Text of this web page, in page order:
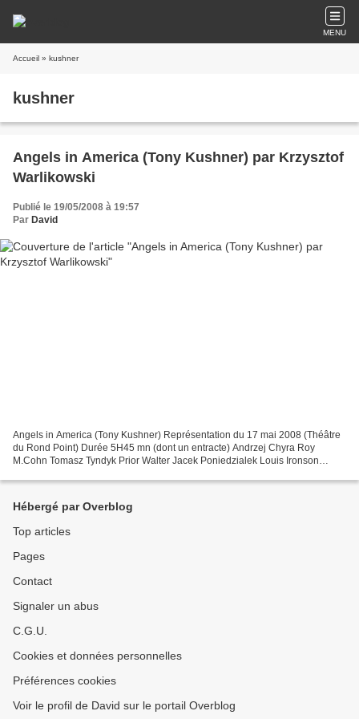
MENU
Accueil » kushner
kushner
Angels in America (Tony Kushner) par Krzysztof
Warlikowski
Publié le 19/05/2008 à 19:57
Par David
Angels in America (Tony Kushner) Représentation du 17 mai 2008 (Théâtre
du Rond Point) Durée 5H45 mn (dont un entracte) Andrzej Chyra Roy
M.Cohn Tomasz Tyndyk Prior Walter Jacek Poniedzialek Louis Ironson
Hébergé par Overblog
Top articles
Pages
Contact
Signaler un abus
C.G.U.
Cookies et données personnelles
Préférences cookies
Voir le profil de David sur le portail Overblog